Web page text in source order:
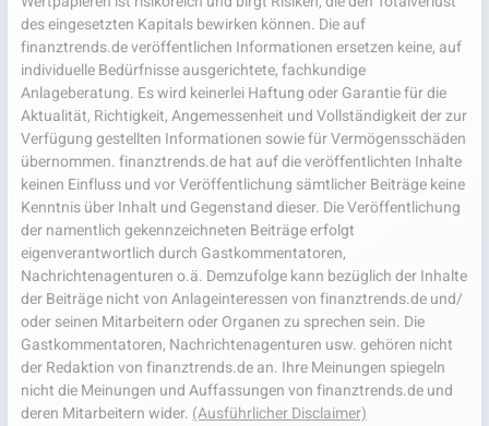
des eingesetzten Kapitals bewirken können. Die auf
finanztrends.de veröffentlichen Informationen ersetzen keine, auf
individuelle Bedürfnisse ausgerichtete, fachkundige
Anlageberatung. Es wird keinerlei Haftung oder Garantie für die
Aktualität, Richtigkeit, Angemessenheit und Vollständigkeit der zur
Verfügung gestellten Informationen sowie für Vermögensschäden
übernommen. finanztrends.de hat auf die veröffentlichten Inhalte
keinen Einfluss und vor Veröffentlichung sämtlicher Beiträge keine
Kenntnis über Inhalt und Gegenstand dieser. Die Veröffentlichung
der namentlich gekennzeichneten Beiträge erfolgt
eigenverantwortlich durch Gastkommentatoren,
Nachrichtenagenturen o.ä. Demzufolge kann bezüglich der Inhalte
der Beiträge nicht von Anlageinteressen von finanztrends.de und/
oder seinen Mitarbeitern oder Organen zu sprechen sein. Die
Gastkommentatoren, Nachrichtenagenturen usw. gehören nicht
der Redaktion von finanztrends.de an. Ihre Meinungen spiegeln
nicht die Meinungen und Auffassungen von finanztrends.de und
deren Mitarbeitern wider. (Ausführlicher Disclaimer)